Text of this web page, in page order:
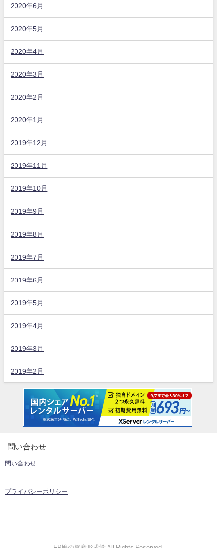
2020年6月
2020年5月
2020年4月
2020年3月
2020年2月
2020年1月
2019年12月
2019年11月
2019年10月
2019年9月
2019年8月
2019年7月
2019年6月
2019年5月
2019年4月
2019年3月
2019年2月
問い合わせ
問い合わせ
プライバシーポリシー